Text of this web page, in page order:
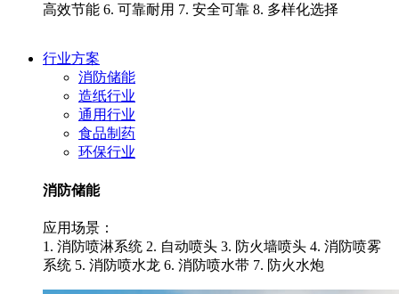
高效节能 6. 可靠耐用 7. 安全可靠 8. 多样化选择
行业方案
消防储能
造纸行业
通用行业
食品制药
环保行业
消防储能
应用场景：
1. 消防喷淋系统 2. 自动喷头 3. 防火墙喷头 4. 消防喷雾
系统 5. 消防喷水龙 6. 消防喷水带 7. 防火水炮